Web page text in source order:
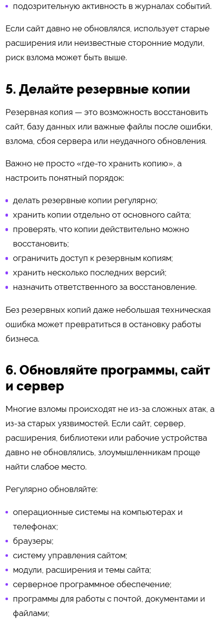
подозрительную активность в журналах событий.
Если сайт давно не обновлялся, использует старые
расширения или неизвестные сторонние модули,
риск взлома может быть выше.
5. Делайте резервные копии
Резервная копия — это возможность восстановить
сайт, базу данных или важные файлы после ошибки,
взлома, сбоя сервера или неудачного обновления.
Важно не просто «где-то хранить копию», а
настроить понятный порядок:
делать резервные копии регулярно;
хранить копии отдельно от основного сайта;
проверять, что копии действительно можно
восстановить;
ограничить доступ к резервным копиям;
хранить несколько последних версий;
назначить ответственного за восстановление.
Без резервных копий даже небольшая техническая
ошибка может превратиться в остановку работы
бизнеса.
6. Обновляйте программы, сайт
и сервер
Многие взломы происходят не из-за сложных атак, а
из-за старых уязвимостей. Если сайт, сервер,
расширения, библиотеки или рабочие устройства
давно не обновлялись, злоумышленникам проще
найти слабое место.
Регулярно обновляйте:
операционные системы на компьютерах и
телефонах;
браузеры;
систему управления сайтом;
модули, расширения и темы сайта;
серверное программное обеспечение;
программы для работы с почтой, документами и
файлами;